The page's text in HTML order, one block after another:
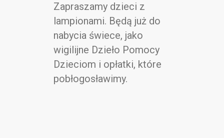
Zapraszamy dzieci z
lampionami. Będą już do
nabycia świece, jako
wigilijne Dzieło Pomocy
Dzieciom i opłatki, które
pobłogosławimy.